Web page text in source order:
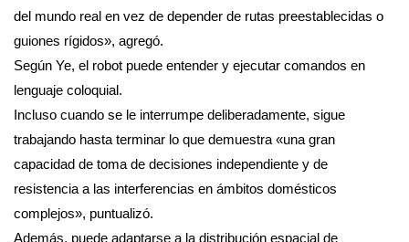
del mundo real en vez de depender de rutas preestablecidas o
guiones rígidos», agregó.
Según Ye, el robot puede entender y ejecutar comandos en
lenguaje coloquial.
Incluso cuando se le interrumpe deliberadamente, sigue
trabajando hasta terminar lo que demuestra «una gran
capacidad de toma de decisiones independiente y de
resistencia a las interferencias en ámbitos domésticos
complejos», puntualizó.
Además, puede adaptarse a la distribución espacial de